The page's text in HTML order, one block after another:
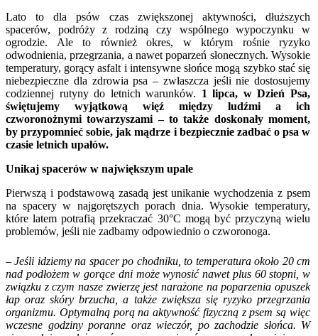
Lato to dla psów czas zwiększonej aktywności, dłuższych
spacerów, podróży z rodziną czy wspólnego wypoczynku w
ogrodzie. Ale to również okres, w którym rośnie ryzyko
odwodnienia, przegrzania, a nawet poparzeń słonecznych. Wysokie
temperatury, gorący asfalt i intensywne słońce mogą szybko stać się
niebezpieczne dla zdrowia psa – zwłaszcza jeśli nie dostosujemy
codziennej rutyny do letnich warunków. 1 lipca, w Dzień Psa,
świętujemy wyjątkową więź między ludźmi a ich
czworonożnymi towarzyszami – to także doskonały moment,
by przypomnieć sobie, jak mądrze i bezpiecznie zadbać o psa w
czasie letnich upałów.
Unikaj spacerów w największym upale
Pierwszą i podstawową zasadą jest unikanie wychodzenia z psem
na spacery w najgorętszych porach dnia. Wysokie temperatury,
które latem potrafią przekraczać 30°C mogą być przyczyną wielu
problemów, jeśli nie zadbamy odpowiednio o czworonoga.
–Jeśli idziemy na spacer po chodniku, to temperatura około 20 cm
nad podłożem w gorące dni może wynosić nawet plus 60 stopni, w
związku z czym nasze zwierzę jest narażone na poparzenia opuszek
łap oraz skóry brzucha, a także zwiększa się ryzyko przegrzania
organizmu. Optymalną porą na aktywność fizyczną z psem są więc
wczesne godziny poranne oraz wieczór, po zachodzie słońca. W